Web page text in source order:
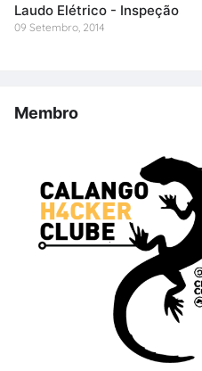
Laudo Elétrico - Inspeção
09 Setembro, 2014
Membro